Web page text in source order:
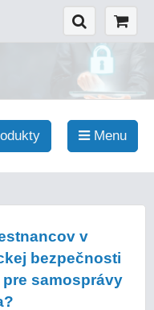
Menu
v
bezpečnosti
samosprávy